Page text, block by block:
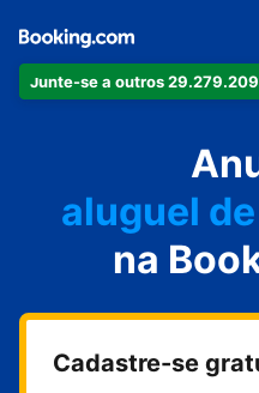
Junte-se a outros
seu
aluguel
sua
sua
na
Cadastre-se